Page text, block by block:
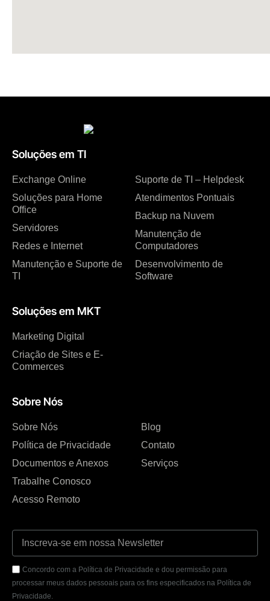
Soluções em TI
Exchange Online
Soluções para Home
Office
Servidores
Redes e Internet
Manutenção e Suporte de
TI
Suporte de TI – Helpdesk
Atendimentos Pontuais
Backup na Nuvem
Manutenção de
Computadores
Desenvolvimento de
Software
Soluções em MKT
Marketing Digital
Criação de Sites e E-
Commerces
Sobre Nós
Sobre Nós
Política de Privacidade
Documentos e Anexos
Trabalhe Conosco
Acesso Remoto
Blog
Contato
Serviços
Concordo com a Política de Privacidade e dou permissão para
processar meus dados pessoais para os fins especificados na Política de
Privacidade.